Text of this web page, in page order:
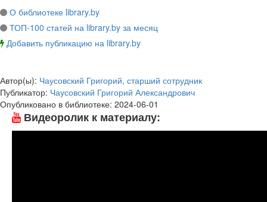
О библиотеке library.by
ТОП-100 статей на library.by за месяц
Добавить публикацию на library.by
Автор(ы): Чаусовский Григорий, старший сотрудник
Публикатор: Чаусовский Григорий Александрович
Опубликовано в библиотеке: 2024-06-01
Видеоролик к материалу: